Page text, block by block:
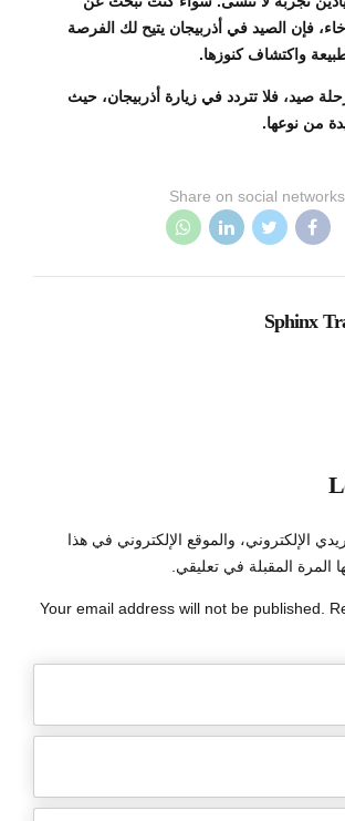
فإن الصيد في أذربيجان يتيح لك الفرصة
واكتشاف كنوزها.
صيد، فلا تتردد في زيارة أذربيجان، حيث
من نوعها.
Share on social networks
Sphinx
Your email address will not be published.
الإلكتروني، والموقع الإلكتروني في هذا
المرة المقبلة في تعليقي.